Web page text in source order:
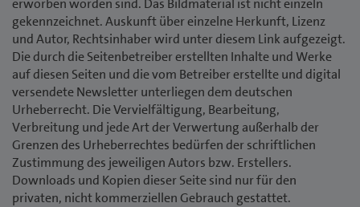
erworben worden sind. Das Bildmaterial ist nicht einzeln
gekennzeichnet. Auskunft über einzelne Herkunft, Lizenz
und Autor, Rechtsinhaber wird unter diesem Link aufgezeigt.
Die durch die Seitenbetreiber erstellten Inhalte und Werke
auf diesen Seiten und die vom Betreiber erstellte und digital
versendete Newsletter unterliegen dem deutschen
Urheberrecht. Die Vervielfältigung, Bearbeitung,
Verbreitung und jede Art der Verwertung außerhalb der
Grenzen des Urheberrechtes bedürfen der schriftlichen
Zustimmung des jeweiligen Autors bzw. Erstellers.
Downloads und Kopien dieser Seite sind nur für den
privaten, nicht kommerziellen Gebrauch gestattet.